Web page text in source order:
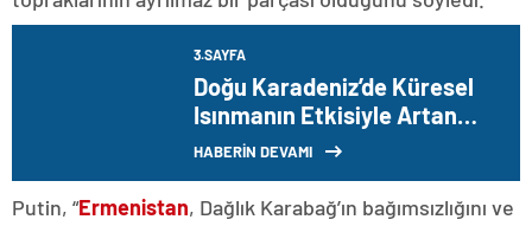
3.SAYFA
Doğu Karadeniz’de Küresel
Isınmanın Etkisiyle Artan
Yağışlar Kirliliğe Neden
HABERİN DEVAMI
Putin, “Ermenistan, Dağlık Karabağ’ın bağımsızlığını ve